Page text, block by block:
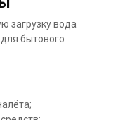
загрузку вода
бытового